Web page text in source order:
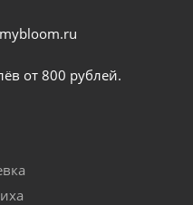
от 800 рублей.